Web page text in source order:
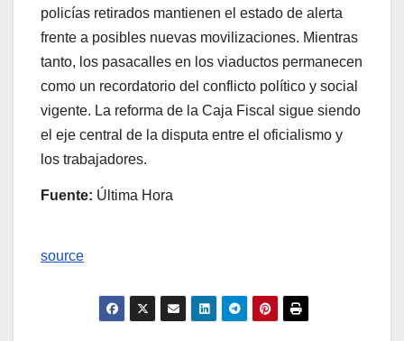
policías retirados mantienen el estado de alerta
frente a posibles nuevas movilizaciones. Mientras
tanto, los pasacalles en los viaductos permanecen
como un recordatorio del conflicto político y social
vigente. La reforma de la Caja Fiscal sigue siendo
el eje central de la disputa entre el oficialismo y
los trabajadores.
Fuente: Última Hora
source